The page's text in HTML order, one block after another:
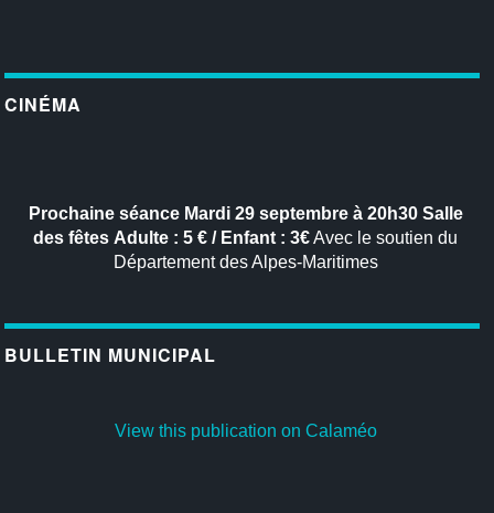
CINÉMA
Prochaine séanceMardi 29 septembre à 20h30 Salle
des fêtes Adulte : 5 € / Enfant : 3€Avec le soutien du
Département des Alpes-Maritimes
BULLETIN MUNICIPAL
View this publication on Calaméo